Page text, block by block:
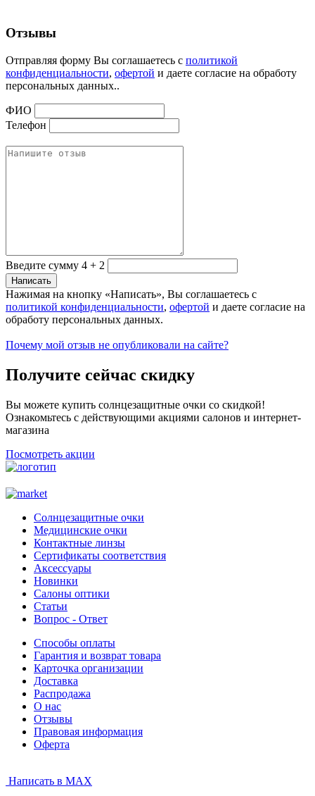
Отзывы
Отправляя форму Вы соглашаетесь с политикой
конфиденциальности, офертой и даете согласие на обработу
персональных данных..
ФИО
Телефон
Введите сумму 4 + 2
Нажимая на кнопку «Написать», Вы соглашаетесь с
политикой конфиденциальности, офертой и даете согласие на
обработу персональных данных.
Почему мой отзыв не опубликовали на сайте?
Получите сейчас скидку
Вы можете купить солнцезащитные очки со скидкой!
Ознакомьтесь с действующими акциями салонов и интернет-
магазина
Посмотреть акции
Солнцезащитные очки
Медицинские очки
Контактные линзы
Сертификаты соответствия
Аксессуары
Новинки
Салоны оптики
Статьи
Вопрос - Ответ
Способы оплаты
Гарантия и возврат товара
Карточка организации
Доставка
Распродажа
О нас
Отзывы
Правовая информация
Оферта
Написать в MAX